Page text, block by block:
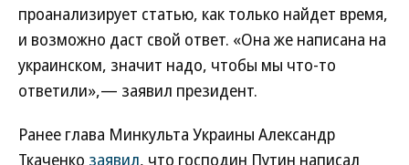
проанализирует статью, как только найдет время,
и возможно даст свой ответ. «Она же написана на
украинском, значит надо, чтобы мы что-то
ответили»,— заявил президент.
Ранее глава Минкульта Украины Александр
Ткаченко заявил, что господин Путин написал